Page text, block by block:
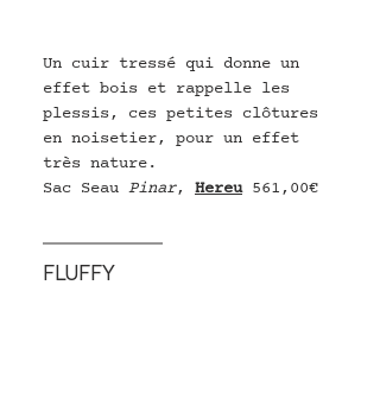
Un cuir tressé qui donne un
effet bois et rappelle les
plessis, ces petites clôtures
en noisetier, pour un effet
très nature.
Sac Seau Pinar, Hereu 561,00€
FLUFFY